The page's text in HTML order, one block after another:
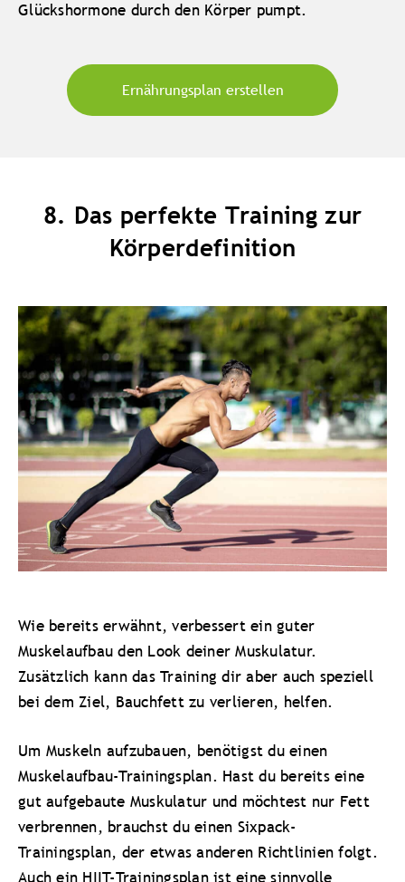
Glückshormone durch den Körper pumpt.
Ernährungsplan erstellen
8. Das perfekte Training zur
Körperdefinition
Wie bereits erwähnt, verbessert ein guter
Muskelaufbau den Look deiner Muskulatur.
Zusätzlich kann das Training dir aber auch speziell
bei dem Ziel, Bauchfett zu verlieren, helfen.
Um Muskeln aufzubauen, benötigst du einen
Muskelaufbau-Trainingsplan. Hast du bereits eine
gut aufgebaute Muskulatur und möchtest nur Fett
verbrennen, brauchst du einen Sixpack-
Trainingsplan, der etwas anderen Richtlinien folgt.
Auch ein HIIT-Trainingsplan ist eine sinnvolle